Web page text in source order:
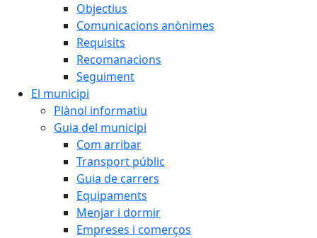
Objectius
Comunicacions anònimes
Requisits
Recomanacions
Seguiment
El municipi
Plànol informatiu
Guia del municipi
Com arribar
Transport públic
Guia de carrers
Equipaments
Menjar i dormir
Empreses i comerços